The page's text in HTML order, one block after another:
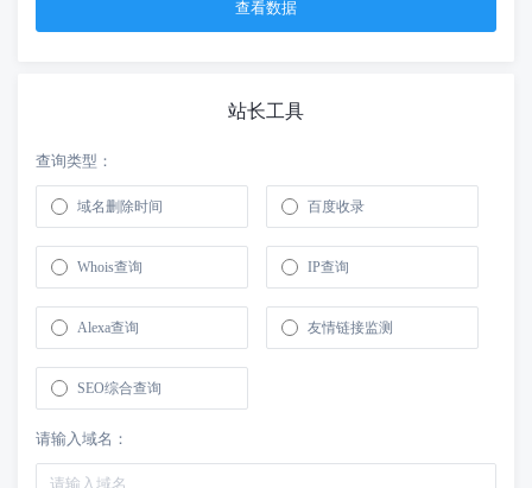
站长工具
查询类型：
域名删除时间 百度收录
Whois查询 IP查询
Alexa查询 友情链接监测
SEO综合查询
请输入域名：